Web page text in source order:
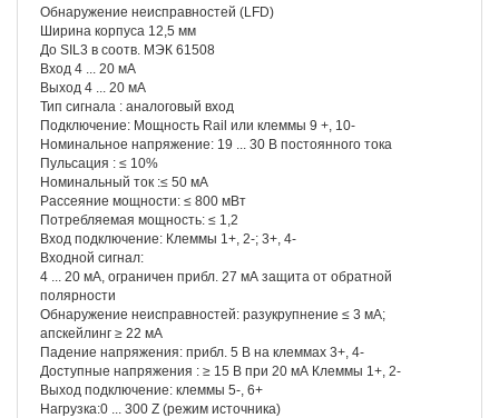
Обнаружение неисправностей (LFD)
Ширина корпуса 12,5 мм
До SIL3 в соотв. МЭК 61508
Вход 4 ... 20 мА
Выход 4 ... 20 мА
Тип сигнала : аналоговый вход
Подключение: Мощность Rail или клеммы 9 +, 10-
Номинальное напряжение: 19 ... 30 В постоянного тока
Пульсация : ≤ 10%
Номинальный ток :≤ 50 мА
Рассеяние мощности: ≤ 800 мВт
Потребляемая мощность: ≤ 1,2
Вход подключение: Клеммы 1+, 2-; 3+, 4-
Входной сигнал:
4 ... 20 мА, ограничен прибл. 27 мА защита от обратной
полярности
Обнаружение неисправностей: разукрупнение ≤ 3 мА;
апскейлинг ≥ 22 мА
Падение напряжения: прибл. 5 В на клеммах 3+, 4-
Доступные напряжения : ≥ 15 В при 20 мА Клеммы 1+, 2-
Выход подключение: клеммы 5-, 6+
Нагрузка:0 ... 300 Z (режим источника)